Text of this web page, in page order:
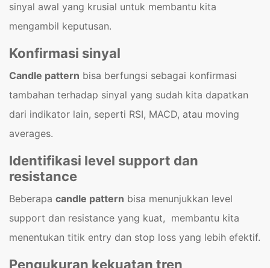
sinyal awal yang krusial untuk membantu kita
mengambil keputusan.
Konfirmasi sinyal
Candle pattern bisa berfungsi sebagai konfirmasi
tambahan terhadap sinyal yang sudah kita dapatkan
dari indikator lain, seperti RSI, MACD, atau moving
averages.
Identifikasi level support dan
resistance
Beberapa candle pattern bisa menunjukkan level
support dan resistance yang kuat, membantu kita
menentukan titik entry dan stop loss yang lebih efektif.
Pengukuran kekuatan tren